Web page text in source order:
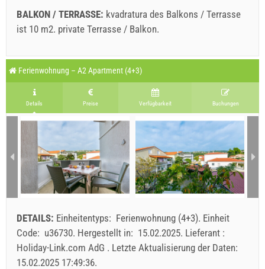
BALKON / TERRASSE: kvadratura des Balkons / Terrasse
ist 10 m2. private Terrasse / Balkon.
A1 Apartment (4+1) : Prices 2026 EUR
Anzahl der Personen
27.06.2026
21.08.2026
22.08.2026
23.10.2026
1 - 4
157.14 EUR
114.29 EUR
5
171.43 EUR
128.57 EUR
Min. Nächte
7
3
Ankunft
Samstag / Sonntag Jeder Tag
Angezeigter Preis der Einheit ist für bestimmtge Anzahl
von Personen
Angebote:
Legende: Termine mit rotter Hintergrund sind gebucht.
2026
MO DI MI DO FR SA SO
3
4 6 7 8
9
10
11 12 13 14 15
16
17
18 19 20 21 22
23
31
Felder mit Sternchen (*) markiert sind Pflicht!
Ferienwohnung – A2 Apartment (4+3)
Details Preise Verfügbarkeit Buchungen
DETAILS: Einheitentyps: Ferienwohnung (4+3). Einheit
Code: u36730. Hergestellt in: 15.02.2025. Lieferant :
Holiday-Link.com AdG . Letzte Aktualisierung der Daten:
15.02.2025 17:49:36.